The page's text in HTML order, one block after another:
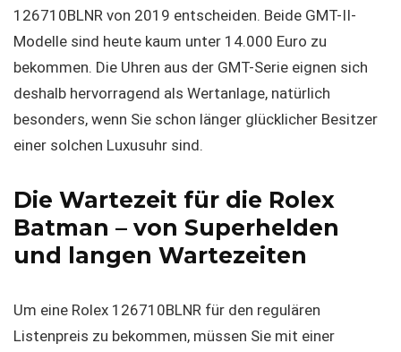
126710BLNR von 2019 entscheiden. Beide GMT-II-
Modelle sind heute kaum unter 14.000 Euro zu
bekommen. Die Uhren aus der GMT-Serie eignen sich
deshalb hervorragend als Wertanlage, natürlich
besonders, wenn Sie schon länger glücklicher Besitzer
einer solchen Luxusuhr sind.
Die Wartezeit für die Rolex
Batman – von Superhelden
und langen Wartezeiten
Um eine Rolex 126710BLNR für den regulären
Listenpreis zu bekommen, müssen Sie mit einer